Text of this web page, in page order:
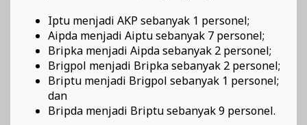
Iptu menjadi AKP sebanyak 1 personel;
Aipda menjadi Aiptu sebanyak 7 personel;
Bripka menjadi Aipda sebanyak 2 personel;
Brigpol menjadi Bripka sebanyak 2 personel;
Briptu menjadi Brigpol sebanyak 1 personel;
dan
Bripda menjadi Briptu sebanyak 9 personel.